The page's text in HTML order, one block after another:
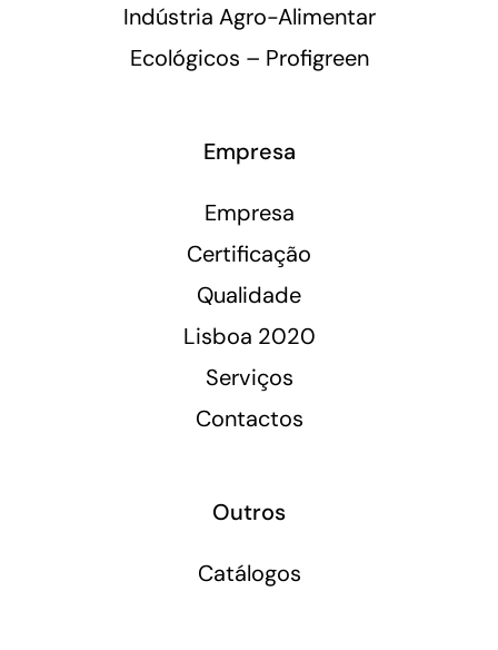
Indústria Agro-Alimentar
Ecológicos – Profigreen
Empresa
Empresa
Certificação
Qualidade
Lisboa 2020
Serviços
Contactos
Outros
Catálogos